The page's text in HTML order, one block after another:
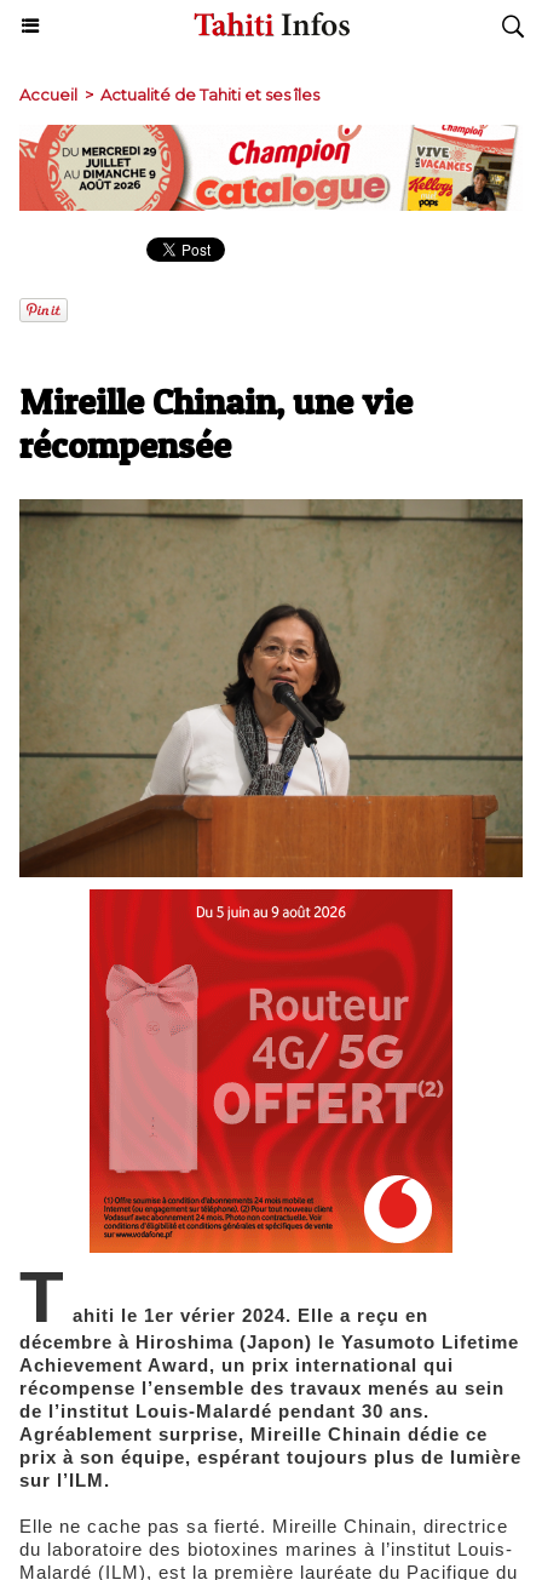
Accueil > Actualité de Tahiti et ses îles
Mireille Chinain, une vie
récompensée
T ahiti le 1er vérier 2024. Elle a reçu en
décembre à Hiroshima (Japon) le Yasumoto Lifetime
Achievement Award, un prix international qui
récompense l’ensemble des travaux menés au sein
de l’institut Louis-Malardé pendant 30 ans.
Agréablement surprise, Mireille Chinain dédie ce
prix à son équipe, espérant toujours plus de lumière
sur l’ILM.
Elle ne cache pas sa fierté. Mireille Chinain, directrice
du laboratoire des biotoxines marines à l’institut Louis-
Malardé (ILM), est la première lauréate du Pacifique du